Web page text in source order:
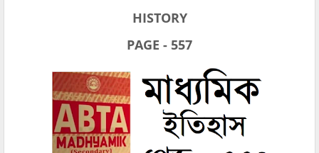
HISTORY
PAGE - 557